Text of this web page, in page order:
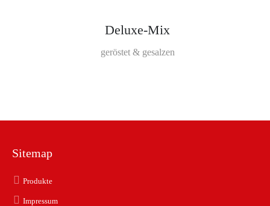
Deluxe-Mix
geröstet & gesalzen
Sitemap
Produkte
Impressum